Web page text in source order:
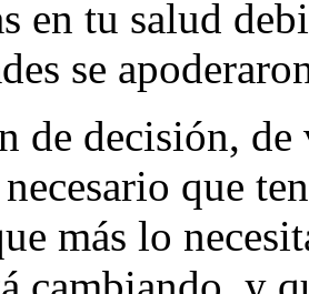
en tu salud
se
de decisión,
que
más lo